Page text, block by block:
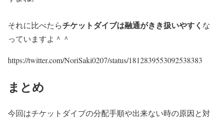
それに比べたらチケットダイブは融通がきき扱いやすく な
っていますよ＾＾
https://twitter.com/NoriSaki0207/status/1812839553092538383
まとめ
今回はチケットダイブの分配手順や出来ない時の原因と対